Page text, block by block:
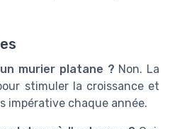
murier platane ? Non. La
stimuler la croissance et
impérative chaque année.